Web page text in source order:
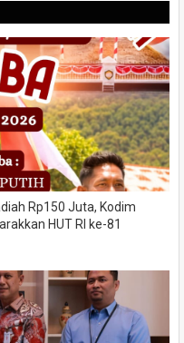
Rp150 Juta, Kodim
HUT RI ke-81